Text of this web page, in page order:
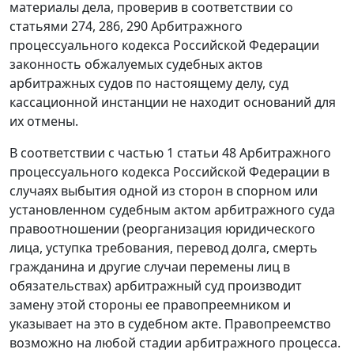
материалы дела, проверив в соответствии со
статьями 274, 286, 290 Арбитражного
процессуального кодекса Российской Федерации
законность обжалуемых судебных актов
арбитражных судов по настоящему делу, суд
кассационной инстанции не находит оснований для
их отмены.
В соответствии с частью 1 статьи 48 Арбитражного
процессуального кодекса Российской Федерации в
случаях выбытия одной из сторон в спорном или
установленном судебным актом арбитражного суда
правоотношении (реорганизация юридического
лица, уступка требования, перевод долга, смерть
гражданина и другие случаи перемены лиц в
обязательствах) арбитражный суд производит
замену этой стороны ее правопреемником и
указывает на это в судебном акте. Правопреемство
возможно на любой стадии арбитражного процесса.